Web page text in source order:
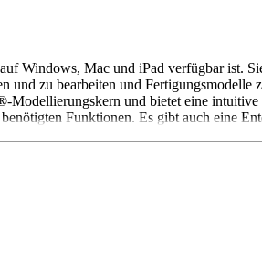
Windows, Mac und iPad verfügbar ist.
zu bearbeiten und
Modellierungskern und bietet eine
Funktionen. Es gibt auch eine